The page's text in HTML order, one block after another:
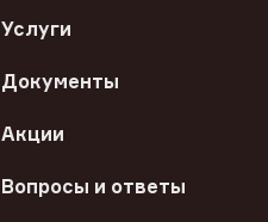
Услуги
Документы
Акции
Вопросы и ответы